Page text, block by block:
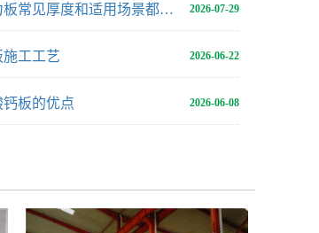
2026-07-29
兰州水泥压力板常见厚度和适用场景都有哪些？
2026-06-22
工工艺
2026-06-08
板的优点